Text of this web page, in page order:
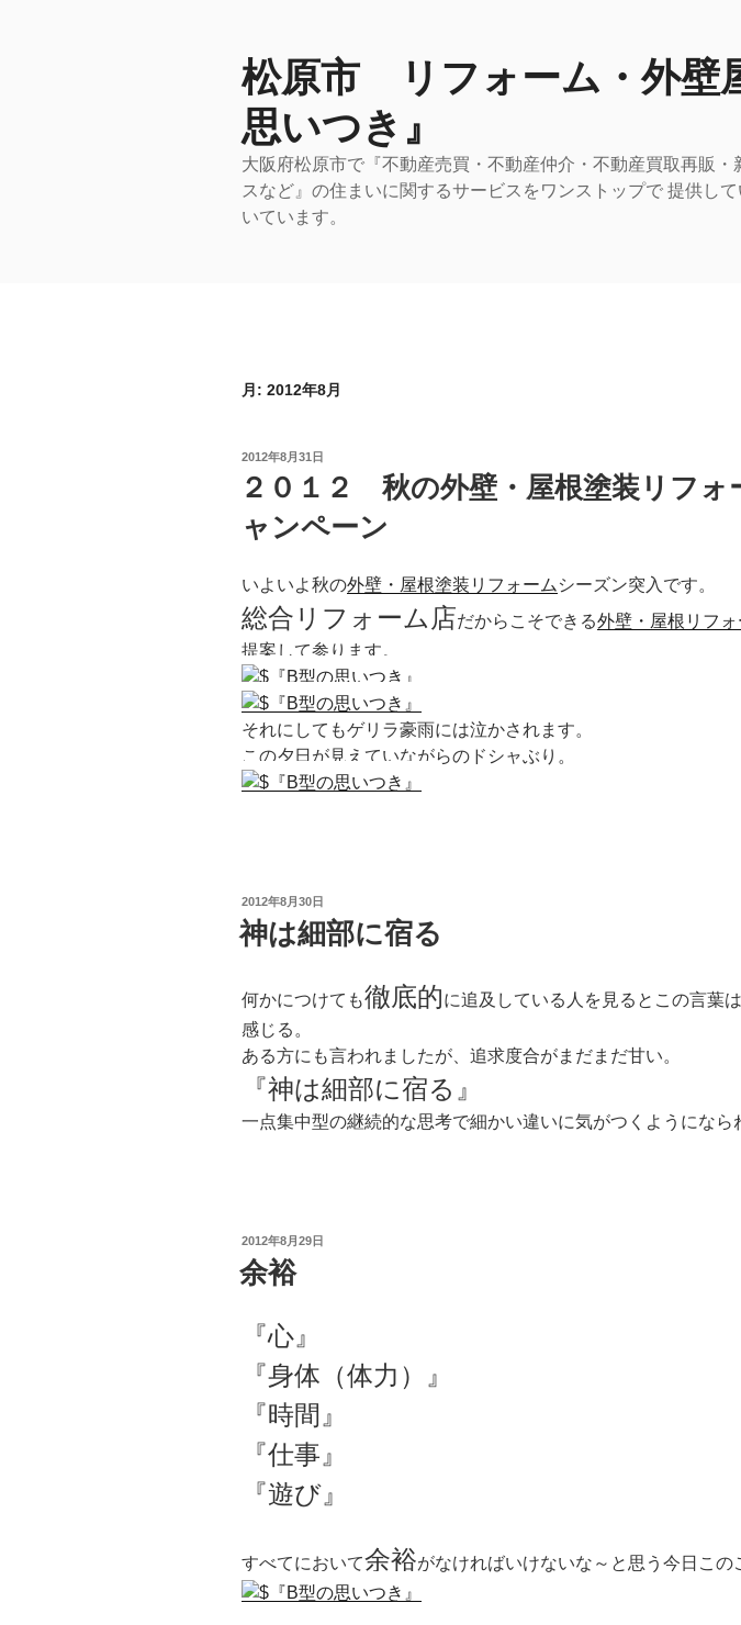
松原市 リフォーム・外壁
思いつき』
大阪府松原市で『不動産売買・不動産仲介・不動産買取再販
スなど』の住まいに関するサービスをワンストップで 提供し
いています。
月: 2012年8月
投
日:
2012年8月31日
２０１２ 秋の外壁・屋根塗装リフォ
ャンペーン
いよいよ秋の外壁・屋根塗装リフォーム シーズン突入です。
総合リフォーム店だからこそできる外壁・屋根リフォ
提案して参ります。
それにしてもゲリラ豪雨には泣かされます。
この夕日が見えていながらのドシャぶり。
投
稿
日:
2012年8月30日
神は細部に宿る
何かにつけても徹底的に追及している人を見るとこの言葉
感じる。
ある方にも言われましたが、追求度合がまだまだ甘い。
『神は細部に宿る』
一点集中型の継続的な思考で細かい違いに気がつくようになら
投
稿
日:
2012年8月29日
余裕
『心』
『身体（体力）』
『時間』
『仕事』
『遊び』
すべてにおいて余裕がなければいけないな～と思う今日この